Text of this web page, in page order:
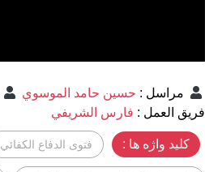
مراسل : حسين حامد الموسوي
فريق العمل : فارس الشريفي
کلید واژه ها : فتوى الدفاع الكفائي